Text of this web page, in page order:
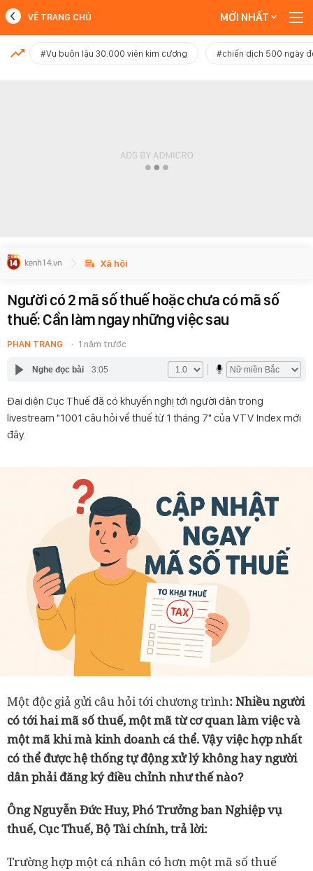
MỚI NHẤT
VỀ TRANG CHỦ MỚI NHẤT
#Vụ buôn lậu 30.000 viên kim cương #chiến dịch 500 ngày
Xã hội
Người có 2 mã số thuế hoặc chưa có mã số
thuế: Cần làm ngay những việc sau
PHAN TRANG 1 năm trước
Nghe đọc bài 3:05
Đai diện Cục Thuế đã có khuyến nghị tới người dân trong
livestream "1001 câu hỏi về thuế từ 1 tháng 7" của VTV Index mới
đây.
Một độc giả gửi câu hỏi tới chương trình: Nhiều người
có tới hai mã số thuế, một mã từ cơ quan làm việc và
một mã khi mà kinh doanh cá thể. Vậy việc hợp nhất
có thể được hệ thống tự động xử lý không hay người
dân phải đăng ký điều chỉnh như thế nào?
Ông Nguyễn Đức Huy, Phó Trưởng ban Nghiệp vụ
thuế, Cục Thuế, Bộ Tài chính, trả lời:
Trường hợp một cá nhân có hơn một mã số thuế